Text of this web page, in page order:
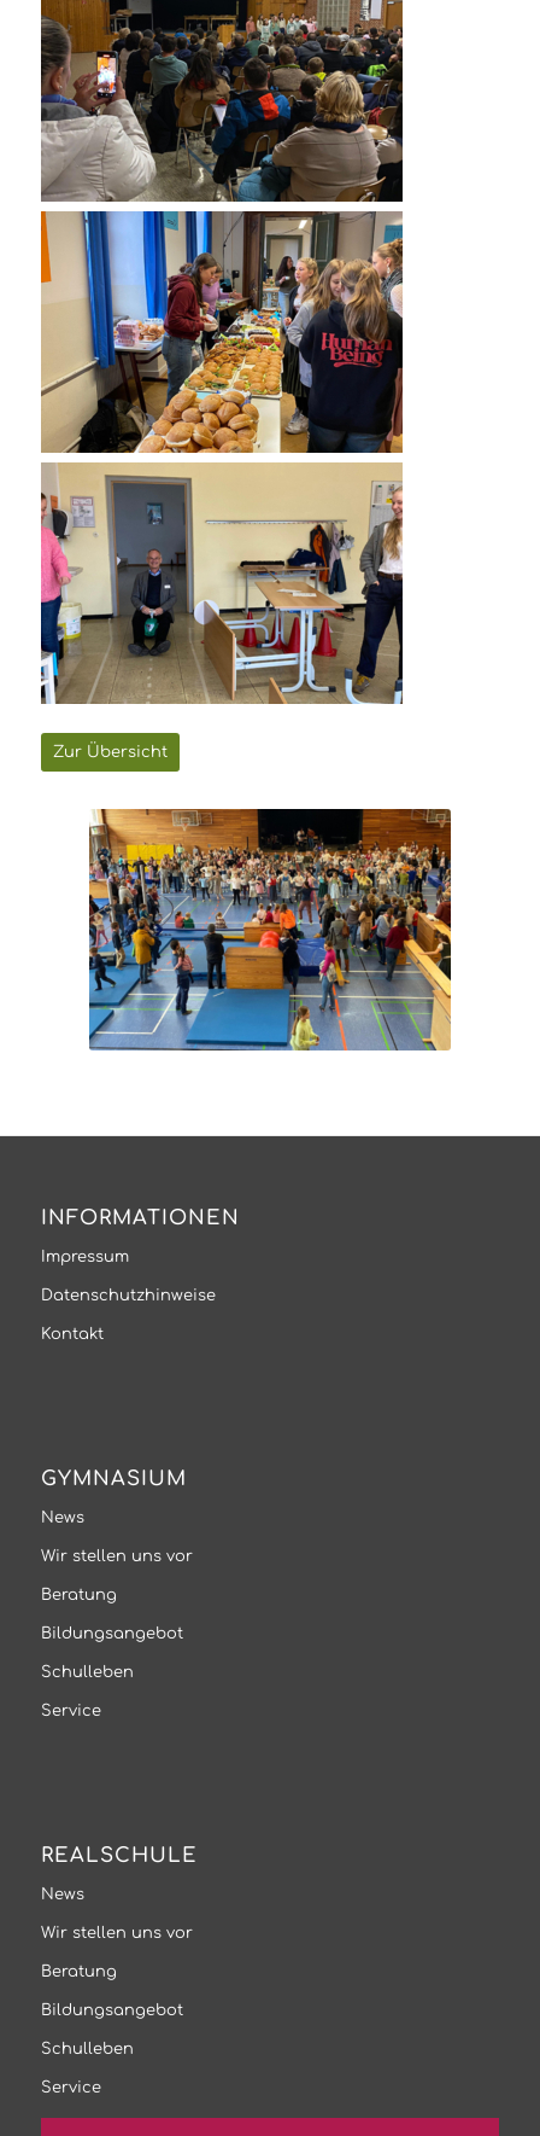
Zur Übersicht
INFORMATIONEN
Impressum
Datenschutzhinweise
Kontakt
GYMNASIUM
News
Wir stellen uns vor
Beratung
Bildungsangebot
Schulleben
Service
REALSCHULE
News
Wir stellen uns vor
Beratung
Bildungsangebot
Schulleben
Service